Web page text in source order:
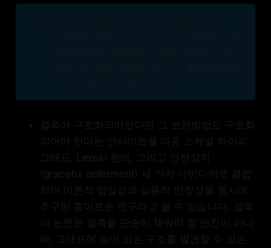
결측이 구조화되어있다면 그 보완방법도 구조화
되어야 한다는 인사이트를 다중 스케일 하이퍼
그래프, Lepski 원리, 그리고 안전장치
(graceful deferment) 세 가지 아이디어로 결합
하며 이론적 엄밀성과 실용적 안정성을 동시에
추구한 흥미로운 연구라고 볼 수 있습니다. 결국
이 논문은 결측을 단순히 채워야 할 빈칸이 아니
라, 그래프에 숨어 있는 구조를 발견할 수 있는